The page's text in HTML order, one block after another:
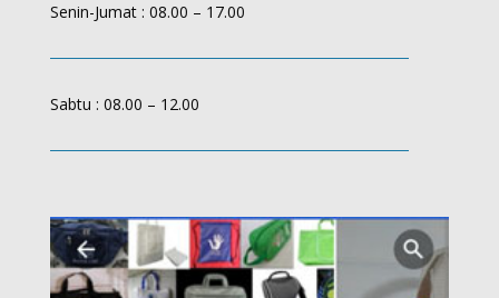
Senin-Jumat : 08.00 – 17.00
Sabtu : 08.00 – 12.00